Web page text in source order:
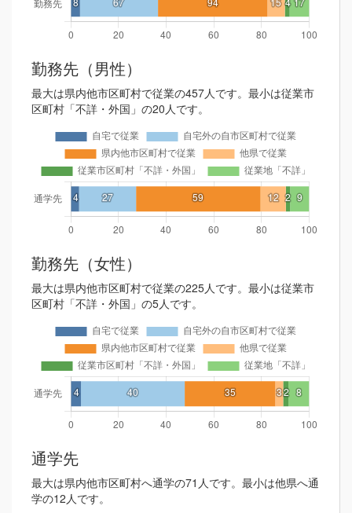
勤務先（男性）
最大は県内他市区町村で従業の457人です。最小は従業市
区町村「不詳・外国」の20人です。
勤務先（女性）
最大は県内他市区町村で従業の225人です。最小は従業市
区町村「不詳・外国」の5人です。
通学先
最大は県内他市区町村へ通学の71人です。最小は他県へ通
学の12人です。